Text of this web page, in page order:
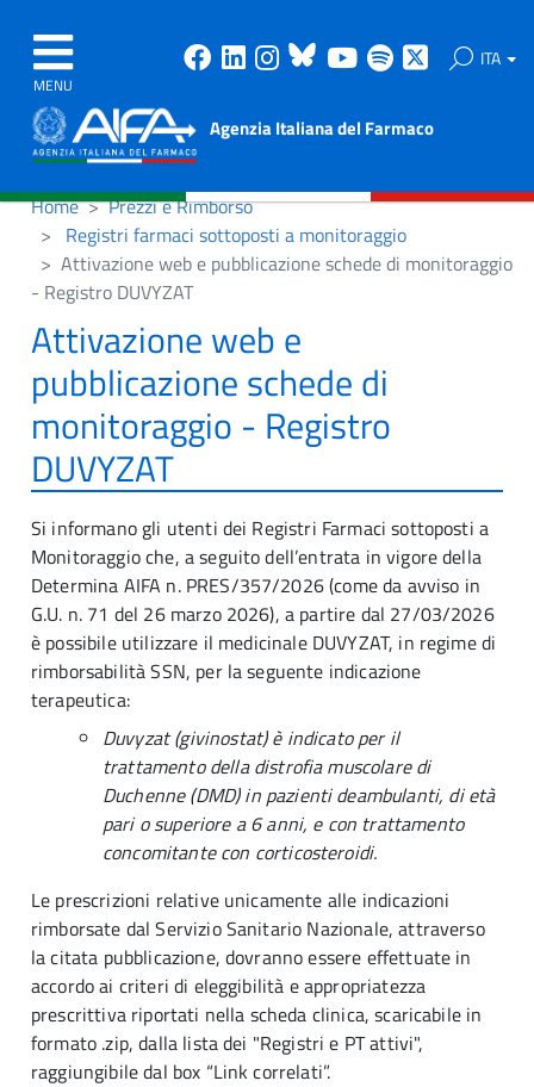
MENU
Facebook
Linkedin
Instagram
Bluesky
Youtube
Spotify ITA
Agenzia Italiana del Farmaco
Home
Prezzi e Rimborso
Registri farmaci sottoposti a monitoraggio
Attivazione web e pubblicazione schede di monitoraggio
- Registro DUVYZAT
Attivazione web e
pubblicazione schede di
monitoraggio - Registro
DUVYZAT
Si informano gli utenti dei Registri Farmaci sottoposti a
Monitoraggio che, a seguito dell’entrata in vigore della
Determina AIFA n. PRES/357/2026 (come da avviso in
G.U. n. 71 del 26 marzo 2026), a partire dal 27/03/2026
è possibile utilizzare il medicinale DUVYZAT, in regime di
rimborsabilità SSN, per la seguente indicazione
terapeutica:
Duvyzat (givinostat) è indicato per il
trattamento della distrofia muscolare di
Duchenne (DMD) in pazienti deambulanti, di età
pari o superiore a 6 anni, e con trattamento
concomitante con corticosteroidi.
Le prescrizioni relative unicamente alle indicazioni
rimborsate dal Servizio Sanitario Nazionale, attraverso
la citata pubblicazione, dovranno essere effettuate in
accordo ai criteri di eleggibilità e appropriatezza
prescrittiva riportati nella scheda clinica, scaricabile in
formato .zip, dalla lista dei "Registri e PT attivi",
raggiungibile dal box “Link correlati”.